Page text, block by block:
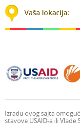
Vaša lokacija:
Izradu ovog sajta
stavove USAID-a ili Vlade